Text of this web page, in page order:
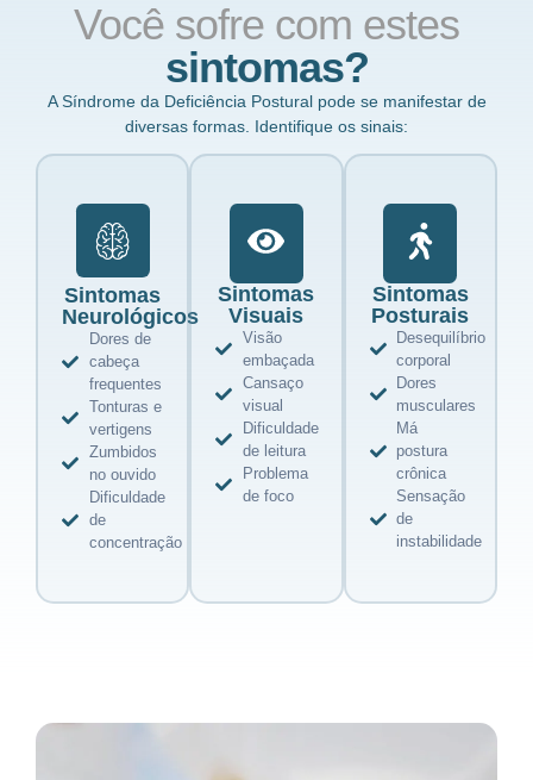
Você sofre com estes
sintomas?
A Síndrome da Deficiência Postural pode se manifestar de
diversas formas. Identifique os sinais:
Sintomas
Neurológicos
Dores de
cabeça
frequentes
Tonturas e
vertigens
Zumbidos
no ouvido
Dificuldade
de
concentração
Sintomas
Visuais
Visão
embaçada
Cansaço
visual
Dificuldade
de leitura
Problema
de foco
Sintomas
Posturais
Desequilíbrio
corporal
Dores
musculares
Má
postura
crônica
Sensação
de
instabilidade